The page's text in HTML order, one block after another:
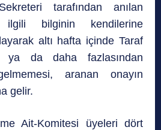
tarafından anılan
ilgili bilginin kendilerine
altı hafta içinde Taraf
ya da daha fazlasından
aranan onayın
gelir.
Ait-Komitesi üyeleri dört